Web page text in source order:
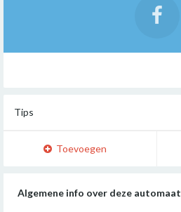
Tips
Toevoegen
Algemene info over deze automaat